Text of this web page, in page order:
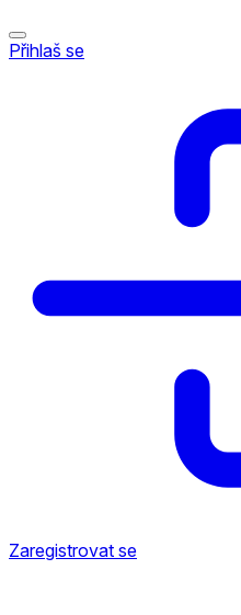
Přihlaš se
Zaregistrovat se